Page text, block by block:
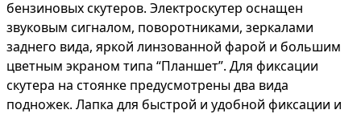
бензиновых скутеров. Электроскутер оснащен
звуковым сигналом, поворотниками, зеркалами
заднего вида, яркой линзованной фарой и большим
цветным экраном типа “Планшет”. Для фиксации
скутера на стоянке предусмотрены два вида
подножек. Лапка для быстрой и удобной фиксации и